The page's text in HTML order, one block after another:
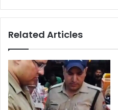
Related Articles